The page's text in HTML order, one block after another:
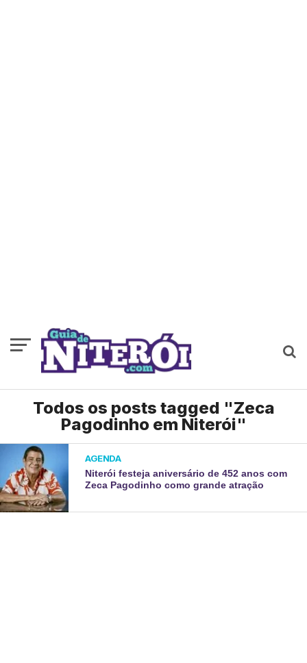
Todos os posts tagged "Zeca
Pagodinho em Niterói"
AGENDA
Niterói festeja aniversário de 452 anos com
Zeca Pagodinho como grande atração